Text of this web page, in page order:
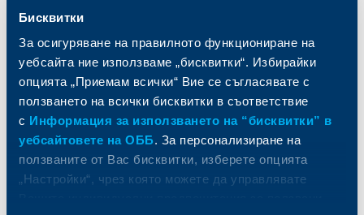
Бисквитки
За осигуряване на правилното функциониране на
уебсайта ние използваме „бисквитки“. Избирайки
опцията „Приемам всички“ Вие се съгласявате с
ползването на всички бисквитки в съответствие
с Информация за използването на “бисквитки” в
уебсайтовете на ОББ. За персонализиране на
ползваните от Вас бисквитки, изберете опцията
„Настройки“, чрез която можете да управлявате
Частно банкиране
Актуализация на клиентски данни Факторинг
Кредити за собственици на фирми
Финансови институции и суверени
За ОББ
Кои сме ние
За KBC Груп
Групата на KBC
ДЗИ
ОББ Интерлийз